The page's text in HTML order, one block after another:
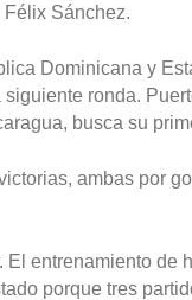
Félix Sánchez.
Dominicana y
ronda.
busca su
ambas por
El entrenamiento de
porque tres